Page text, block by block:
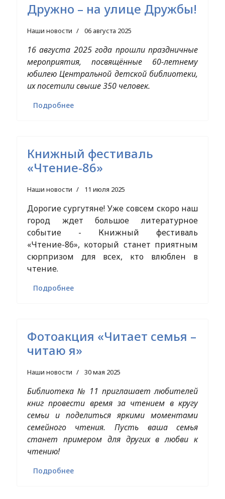
Дружно – на улице Дружбы!
Наши новости 06 августа 2025
16 августа 2025 года прошли праздничные
мероприятия, посвящённые 60-летнему
юбилею Центральной детской библиотеки,
их посетили свыше 350 человек.
Подробнее
Книжный фестиваль
«Чтение-86»
Наши новости 11 июля 2025
Дорогие сургутяне! Уже совсем скоро наш
город ждет большое литературное
событие - Книжный фестиваль
«Чтение-86», который станет приятным
сюрпризом для всех, кто влюблен в
чтение.
Подробнее
Фотоакция «Читает семья –
читаю я»
Наши новости 30 мая 2025
Библиотека № 11 приглашает любителей
книг провести время за чтением в кругу
семьи и поделиться яркими моментами
семейного чтения. Пусть ваша семья
станет примером для других в любви к
чтению!
Подробнее